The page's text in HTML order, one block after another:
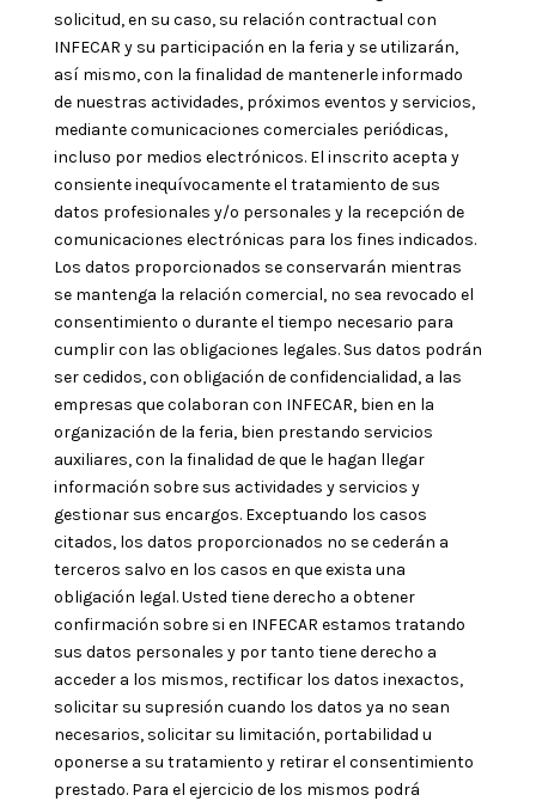
solicitud, en su caso, su relación contractual con
INFECAR y su participación en la feria y se utilizarán,
así mismo, con la finalidad de mantenerle informado
de nuestras actividades, próximos eventos y servicios,
mediante comunicaciones comerciales periódicas,
incluso por medios electrónicos. El inscrito acepta y
consiente inequívocamente el tratamiento de sus
datos profesionales y/o personales y la recepción de
comunicaciones electrónicas para los fines indicados.
Los datos proporcionados se conservarán mientras
se mantenga la relación comercial, no sea revocado el
consentimiento o durante el tiempo necesario para
cumplir con las obligaciones legales. Sus datos podrán
ser cedidos, con obligación de confidencialidad, a las
empresas que colaboran con INFECAR, bien en la
organización de la feria, bien prestando servicios
auxiliares, con la finalidad de que le hagan llegar
información sobre sus actividades y servicios y
gestionar sus encargos. Exceptuando los casos
citados, los datos proporcionados no se cederán a
terceros salvo en los casos en que exista una
obligación legal. Usted tiene derecho a obtener
confirmación sobre si en INFECAR estamos tratando
sus datos personales y por tanto tiene derecho a
acceder a los mismos, rectificar los datos inexactos,
solicitar su supresión cuando los datos ya no sean
necesarios, solicitar su limitación, portabilidad u
oponerse a su tratamiento y retirar el consentimiento
prestado. Para el ejercicio de los mismos podrá